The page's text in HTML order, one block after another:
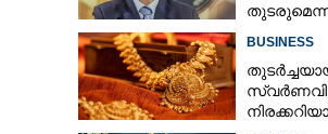
BUSINESS